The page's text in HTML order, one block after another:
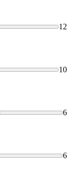
12
10
6
6